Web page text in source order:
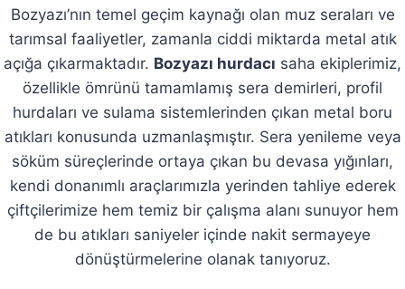
Bozyazı’nın temel geçim kaynağı olan muz seraları ve
tarımsal faaliyetler, zamanla ciddi miktarda metal atık
açığa çıkarmaktadır. Bozyazı hurdacı saha ekiplerimiz,
özellikle ömrünü tamamlamış sera demirleri, profil
hurdaları ve sulama sistemlerinden çıkan metal boru
atıkları konusunda uzmanlaşmıştır. Sera yenileme veya
söküm süreçlerinde ortaya çıkan bu devasa yığınları,
kendi donanımlı araçlarımızla yerinden tahliye ederek
çiftçilerimize hem temiz bir çalışma alanı sunuyor hem
de bu atıkları saniyeler içinde nakit sermayeye
dönüştürmelerine olanak tanıyoruz.